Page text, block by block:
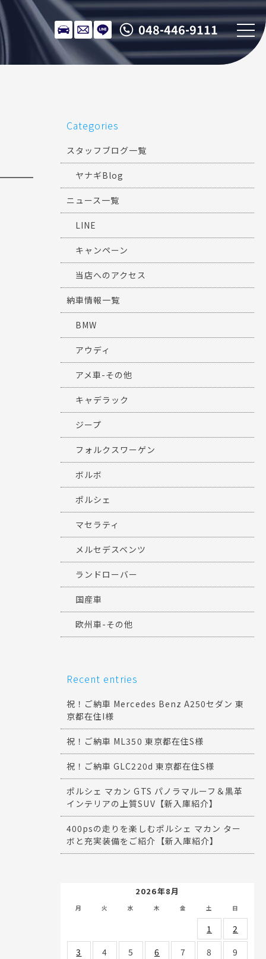
048-446-9111
Categories
スタッフブログ一覧
ヤナギBlog
ニュース一覧
LINE
キャンペーン
当店へのアクセス
納車情報一覧
BMW
アウディ
アメ車-その他
キャデラック
ジープ
フォルクスワーゲン
ボルボ
ポルシェ
マセラティ
メルセデスベンツ
ランドローバー
国産車
欧州車-その他
Recent entries
祝！ご納車 Mercedes Benz A250セダン 東
京都在住I様
祝！ご納車 ML350 東京都在住S様
祝！ご納車 GLC220d 東京都在住S様
ポルシェ マカン GTS パノラマルーフ＆黒革
インテリアの上質SUV【新入庫紹介】
400psの走りを楽しむポルシェ マカン ター
ボと充実装備をご紹介【新入庫紹介】
2026年8月
月 火 水 木 金 土 日
1
2
3
4 5 6 7 8
9